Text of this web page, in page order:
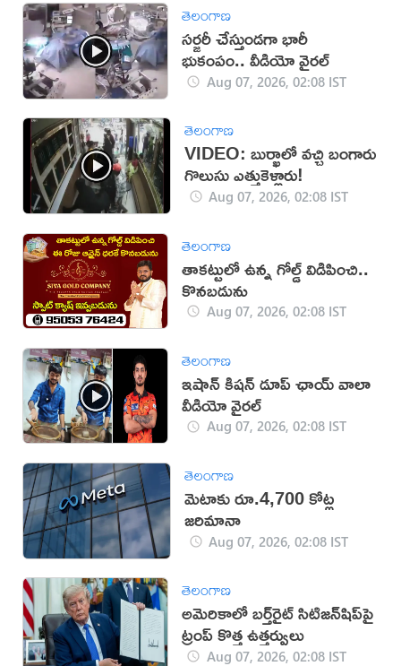
తెలంగాణ
సర్జరీ చేస్తుండగా భారీ
భుకంపం.. వీడియో వైరల్
Aug 07, 2026, 02:08 IST
తెలంగాణ
VIDEO: బుర్ఖాలో వచ్చి బంగారు
గొలుసు ఎత్తుకెళ్లారు!
Aug 07, 2026, 02:08 IST
తెలంగాణ
తాకట్టులో ఉన్న గోల్డ్ విడిపించి..
కొనబడును
Aug 07, 2026, 02:08 IST
తెలంగాణ
ఇషాన్ కిషన్ డూప్ ఛాయ్ వాలా
వీడియో వైరల్
Aug 07, 2026, 02:08 IST
తెలంగాణ
మెటాకు రూ.4,700 కోట్ల
జరిమానా
Aug 07, 2026, 02:08 IST
తెలంగాణ
అమెరికాలో బర్త్‌రైట్ సిటిజన్‌షిప్‌పై
ట్రంప్ కొత్త ఉత్తర్వులు
Aug 07, 2026, 02:08 IST